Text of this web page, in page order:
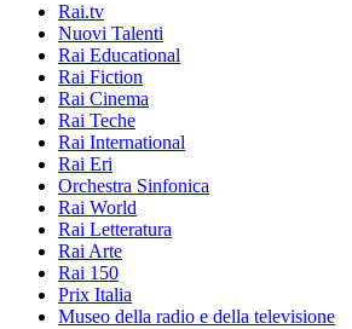
Rai.tv
Nuovi Talenti
Rai Educational
Rai Fiction
Rai Cinema
Rai Teche
Rai International
Rai Eri
Orchestra Sinfonica
Rai World
Rai Letteratura
Rai Arte
Rai 150
Prix Italia
Museo della radio e della televisione